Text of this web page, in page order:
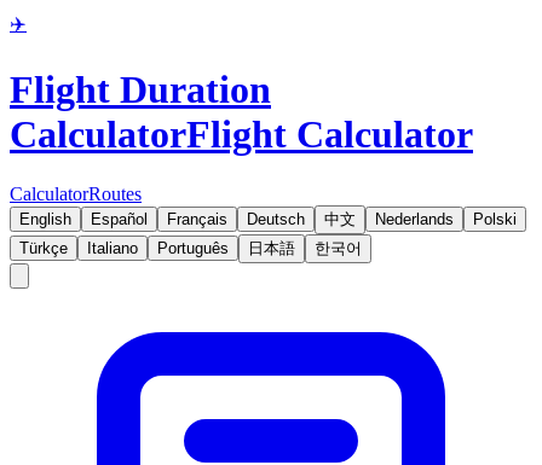
✈️
Flight Duration
CalculatorFlight Calculator
CalculatorRoutes
English Español Français Deutsch 中文 Nederlands
Polski
Türkçe
Italiano Português 日本語 한국어